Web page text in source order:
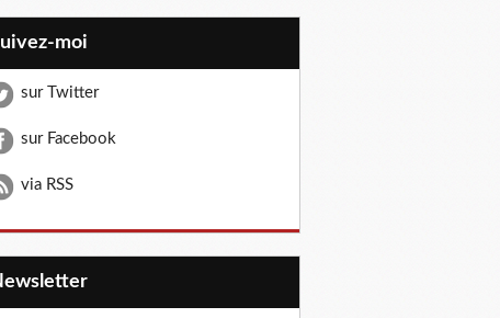
Suivez-moi
sur Twitter
sur Facebook
via RSS
Newsletter